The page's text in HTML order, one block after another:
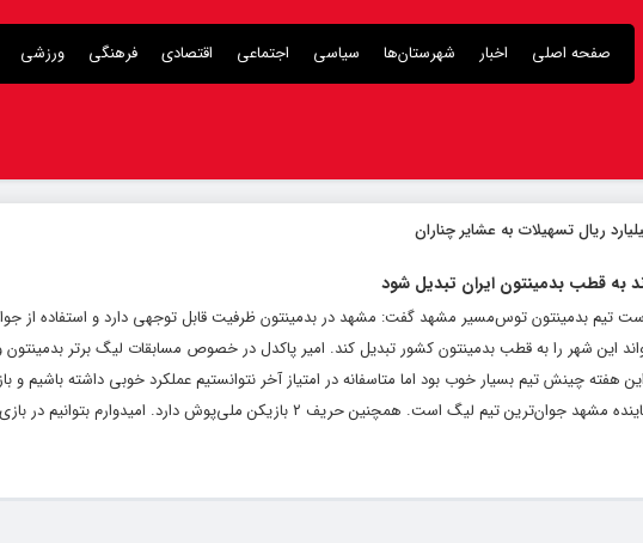
صفحه اصلی اخبار شهرستان‌ها سیاسی اجتماعی اقتصادی فرهنگی ورزشی
به قطب بدمینتون ایران تبدیل شود
تیم بدمینتون توس‌مسیر مشهد گفت: مشهد در بدمینتون ظرفیت قابل توجهی دارد و استفاده از
این شهر را به قطب بدمینتون کشور تبدیل کند. امیر پاکدل در خصوص مسابقات لیگ‌ برتر
فراموش کنیم نماینده مشهد جوان‌ترین تیم لیگ است. همچنین حریف ۲ بازیکن ملی‌پوش